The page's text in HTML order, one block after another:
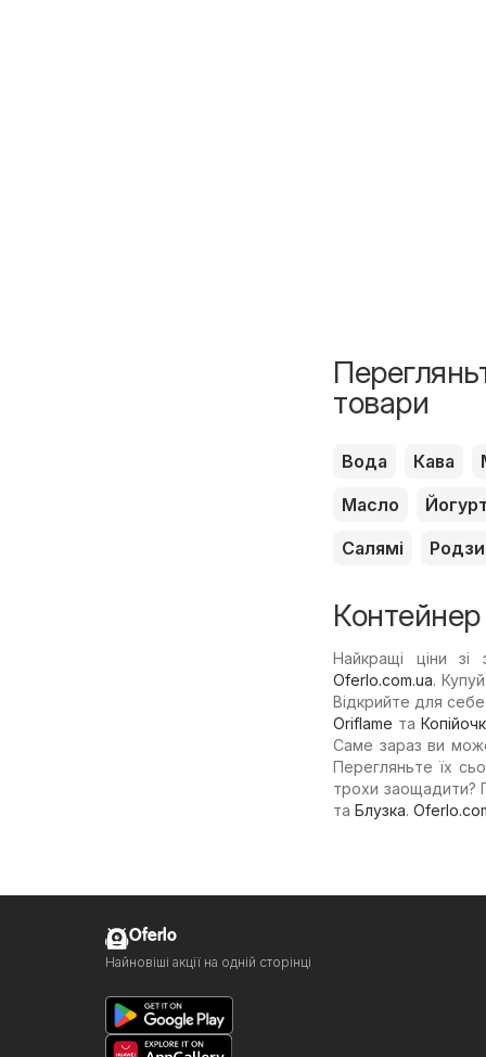
товари
Вода Кава
Масло
Салямі
Контейнер
Найкращі ціни
Oferlo.com.ua.
Відкрийте для
Oriflame та
Саме зараз ви
Перегляньте їх
трохи заощадити?
та Блузка.
Oferlo
Найновіші акції на одній сторінці